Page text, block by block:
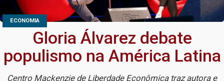
ECONOMIA
Gloria Álvarez debate
populismo na América Latina
Centro Mackenzie de Liberdade Econômica traz autora e